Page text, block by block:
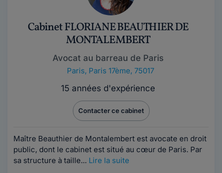
Cabinet FLORIANE BEAUTHIER DE
MONTALEMBERT
Avocat au barreau de Paris
Paris, Paris 17ème, 75017
15 années d'expérience
Contacter ce cabinet
Maître Beauthier de Montalembert est avocate en droit
public, dont le cabinet est situé au cœur de Paris. Par
sa structure à taille... Lire la suite